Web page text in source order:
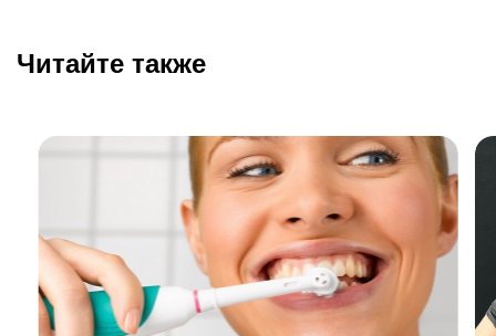
Читайте также